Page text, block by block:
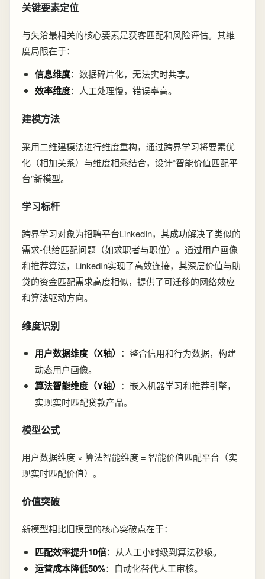
关键要素定位
与失洽最相关的核心要素是获客匹配和风险评估。其维
度局限在于：
信息维度：数据碎片化，无法实时共享。
效率维度：人工处理慢，错误率高。
建模方法
采用二维建模法进行维度重构，通过跨界学习将要素优
化（相加关系）与维度相乘结合，设计“智能价值匹配平
台”新模型。
学习标杆
跨界学习对象为招聘平台LinkedIn，其成功解决了类似的
需求-供给匹配问题（如求职者与职位）。通过用户画像
和推荐算法，LinkedIn实现了高效连接，其深层价值与助
贷的资金匹配需求高度相似，提供了可迁移的网络效应
和算法驱动方向。
维度识别
用户数据维度（X轴） ：整合信用和行为数据，构建
动态用户画像。
算法智能维度（Y轴） ：嵌入机器学习和推荐引擎，
实现实时匹配贷款产品。
模型公式
用户数据维度 × 算法智能维度 = 智能价值匹配平台（实
现实时匹配价值）。
价值突破
新模型相比旧模型的核心突破点在于：
匹配效率提升10倍：从人工小时级到算法秒级。
运营成本降低50%：自动化替代人工审核。